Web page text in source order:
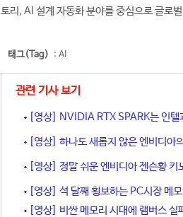
토리, AI 설계 자동화 분야를 중심으로 글로
태그(Tag) : AI
관련 기사 보기
[영상] NVIDIA RTX SPARK는 인텔
[영상] 하나도 새롭지 않은 엔비디아
[영상] 정말 쉬운 엔비디아 젠슨황 키
[영상] 석 달째 횡보하는 PC시장 메
[영상] 비싼 메모리 시대에 램버스